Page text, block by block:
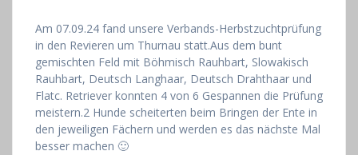
Am 07.09.24 fand unsere Verbands-Herbstzuchtprüfung
in den Revieren um Thurnau statt.Aus dem bunt
gemischten Feld mit Böhmisch Rauhbart, Slowakisch
Rauhbart, Deutsch Langhaar, Deutsch Drahthaar und
Flatc. Retriever konnten 4 von 6 Gespannen die Prüfung
meistern.2 Hunde scheiterten beim Bringen der Ente in
den jeweiligen Fächern und werden es das nächste Mal
besser machen 🙂